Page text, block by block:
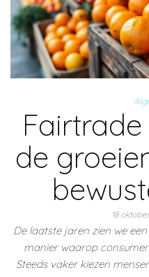
de
18
De laatste jaren zien we
manier waarop
Steeds vaker kiezen